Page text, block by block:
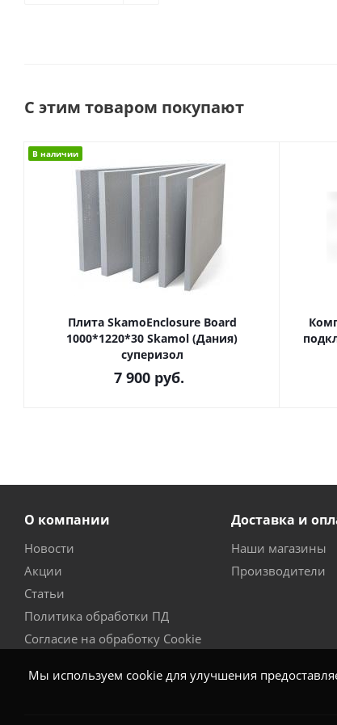
Мы используем cookie для улучшения
С этим товаром покупают
В наличии
Плита SkamoEnclosure Board
1000*1220*30 Skamol (Дания)
суперизол
7 900 руб.
О компании
Новости
Акции
Статьи
Политика обработки ПД
Согласие на обработку Cookie
Доставка и
Наши магазины
Производители